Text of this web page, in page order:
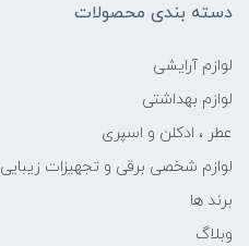
دسته بندی محصولات
لوازم آرایشی
لوازم بهداشتی
عطر ، ادکلن و اسپری
لوازم شخصی برقی و تجهیزات زیبایی
برند ها
وبلاگ